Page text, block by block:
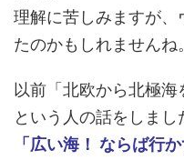
理解に苦しみますが
たのかもしれませんね。
以前「北欧から北極海
という人の話をしまし
「広い海！ ならば行